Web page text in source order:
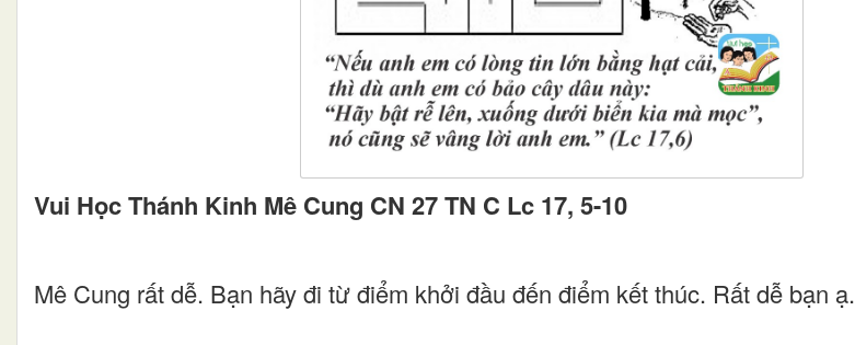
Vui Học Thánh Kinh Mê Cung CN 27 TN C Lc 17, 5-10
Mê Cung rất dễ. Bạn hãy đi từ điểm khởi đầu đến điểm kết thúc. Rất dễ bạn ạ.